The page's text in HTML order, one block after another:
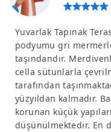
Yuvarlak Tapınak
podyumu gri
taşındandır.
cella sütunlarla
tarafından
yüzyıldan kalmadır.
korunan küçük
düşünülmektedir. En